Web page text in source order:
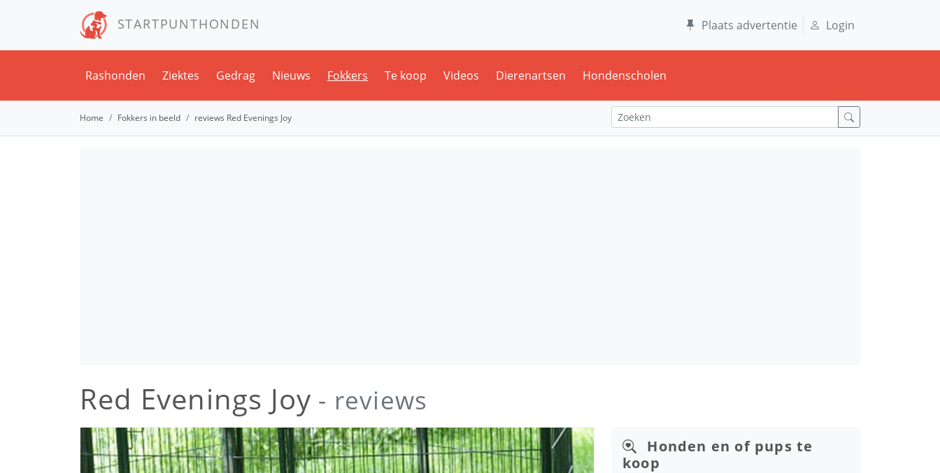
STARTPUNTHONDEN Plaats advertentie Login
Rashonden Ziektes Gedrag Nieuws Fokkers Te koop Videos Dierenartsen Hondenscholen
Home Fokkers in beeld reviews Red Evenings Joy
Red Evenings Joy - reviews
Honden en of pups te
koop